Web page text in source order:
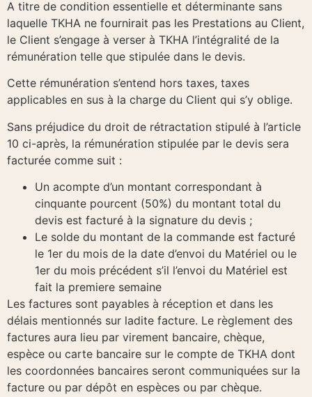
A titre de condition essentielle et déterminante sans
laquelle TKHA ne fournirait pas les Prestations au Client,
le Client s’engage à verser à TKHA l’intégralité de la
rémunération telle que stipulée dans le devis.
Cette rémunération s’entend hors taxes, taxes
applicables en sus à la charge du Client qui s’y oblige.
Sans préjudice du droit de rétractation stipulé à l’article
10 ci-après, la rémunération stipulée par le devis sera
facturée comme suit :
Un acompte d’un montant correspondant à
cinquante pourcent (50%) du montant total du
devis est facturé à la signature du devis ;
Le solde du montant de la commande est facturé
le 1er du mois de la date d’envoi du Matériel ou le
1er du mois précédent s’il l’envoi du Matériel est
fait la premiere semaine
Les factures sont payables à réception et dans les
délais mentionnés sur ladite facture. Le règlement des
factures aura lieu par virement bancaire, chèque,
espèce ou carte bancaire sur le compte de TKHA dont
les coordonnées bancaires seront communiquées sur la
facture ou par dépôt en espèces ou par chèque.